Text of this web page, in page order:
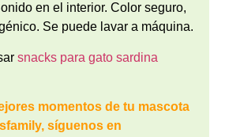
en el interior. Color seguro,
Se puede lavar a máquina.
snacks para gato sardina
momentos de tu mascota
síguenos en